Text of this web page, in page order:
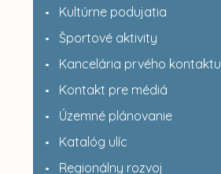
Kultúrne podujatia
Športové aktivity
Kancelária prvého kontaktu
Kontakt pre médiá
Územné plánovanie
Katalóg ulíc
Regionálny rozvoj